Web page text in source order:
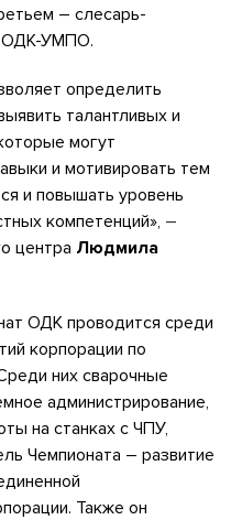
– слесарь-
ОДК-УМПО.
определить
талантливых и
могут
и мотивировать тем
и повышать уровень
компетенций», –
центра Людмила
ОДК проводится среди
корпорации по
них сварочные
администрирование,
на станках с ЧПУ,
Чемпионата – развитие
Также он